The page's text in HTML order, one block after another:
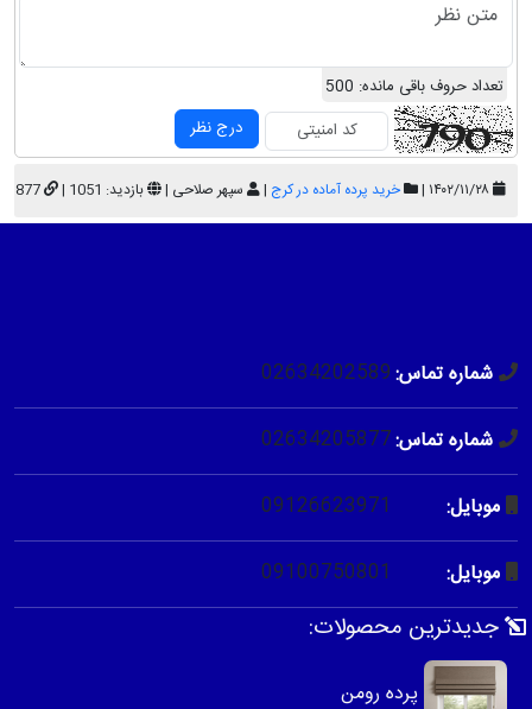
تعداد حروف باقی مانده: 500
درج نظر
خرید پرده آماده در کرج | سپهر صلاحی | بازدید: 1051 |
شماره تماس:02634202589
شماره تماس:02634205877
موبایل: 09126623971
موبایل: 09100750801
جدیدترین محصولات:
پرده رومن